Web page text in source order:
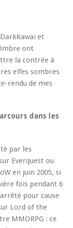
et
ont
la contrée à
elfes sombres
rendu de mes
dans les
par les
Everquest ou
en juin 2005, si
fois pendant 6
pour cause
Lord of the
MMORPG : ce